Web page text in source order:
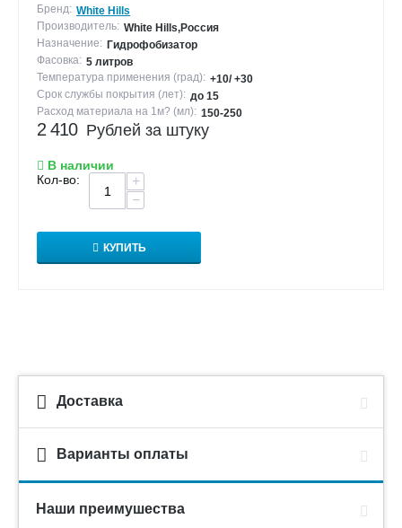
Бренд: White Hills
Производитель: White Hills,Россия
Назначение: Гидрофобизатор
Фасовка: 5 литров
Температура применения (град): +10/ +30
Срок службы покрытия (лет): до 15
Расход материала на 1м? (мл): 150-250
2 410 Рублей за штуку
В наличии
Кол-во:
+
−
КУПИТЬ
Доставка
Варианты оплаты
Наши преимушества